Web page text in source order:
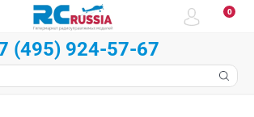
0
(495) 924-57-67